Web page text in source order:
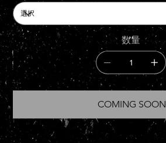
数量
COMING SOON